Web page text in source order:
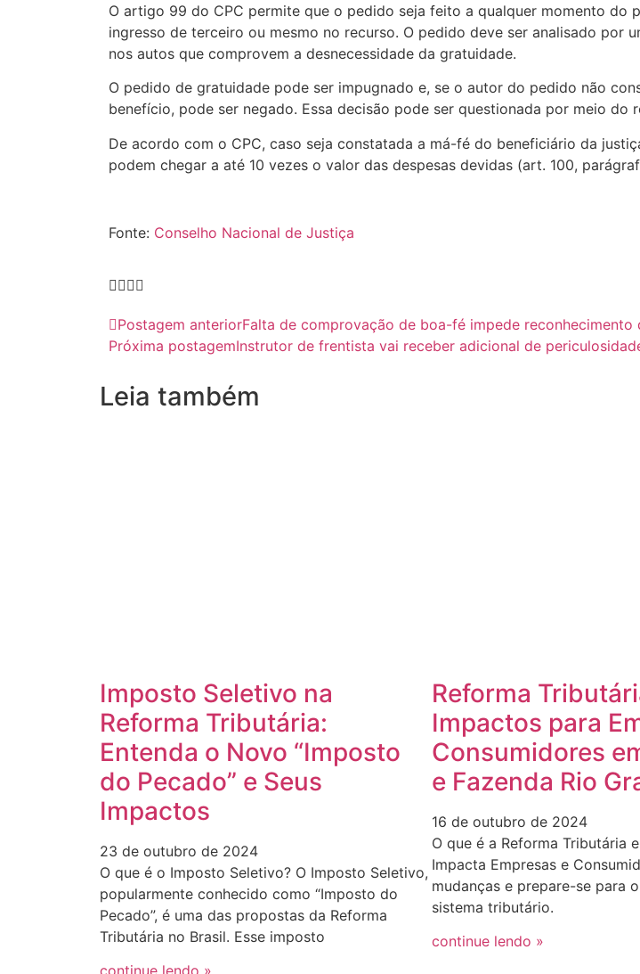
O artigo 99 do CPC permite que o pedido seja feito a qualquer momento do
ingresso de terceiro ou mesmo no recurso. O pedido deve ser analisado por
nos autos que comprovem a desnecessidade da gratuidade.
O pedido de gratuidade pode ser impugnado e, se o autor do pedido não
benefício, pode ser negado. Essa decisão pode ser questionada por meio
De acordo com o CPC, caso seja constatada a má-fé do beneficiário da
podem chegar a até 10 vezes o valor das despesas devidas (art. 100,
Fonte: Conselho Nacional de Justiça
Postagem anteriorFalta de comprovação de boa-fé impede
Próxima postagemInstrutor de frentista vai receber adicional de
Leia também
Imposto Seletivo na
Reforma Tributária:
Entenda o Novo “Imposto
do Pecado” e Seus
Impactos
23 de outubro de 2024
O que é o Imposto Seletivo? O Imposto Seletivo,
popularmente conhecido como “Imposto do
Pecado”, é uma das propostas da Reforma
Tributária no Brasil. Esse imposto
Reforma
Impactos para
Consumidores
e Fazenda Rio
16 de outubro de 2024
O que é a Reforma Tributária
Impacta Empresas e
mudanças e prepare-se para
sistema tributário.
continue lendo »